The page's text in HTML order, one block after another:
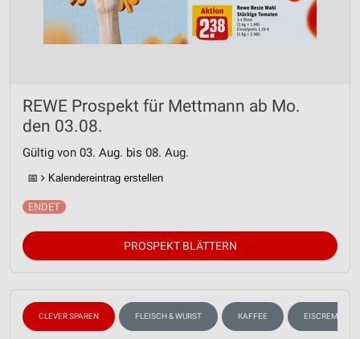
REWE Prospekt für Mettmann ab Mo.
den 03.08.
Gültig von 03. Aug. bis 08. Aug.
📅 Kalendereintrag erstellen
PROSPEKT BLÄTTERN
CLEVER SPAREN FLEISCH & WURST KAFFEE EISCREME